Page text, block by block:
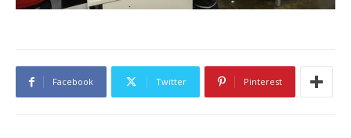
Facebook Twitter Pinterest